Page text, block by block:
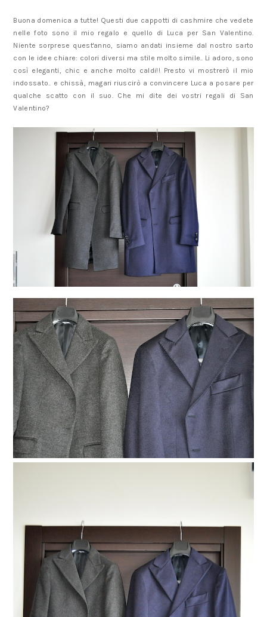
Buona domenica a tutte! Questi due cappotti di cashmire che vedete
nelle foto sono il mio regalo e quello di Luca per San Valentino.
Niente sorprese quest'anno, siamo andati insieme dal nostro sarto
con le idee chiare: colori diversi ma stile molto simile.. Li adoro, sono
così eleganti, chic e anche molto caldi!! Presto vi mostrerò il mio
indossato.. e chissà, magari riuscirò a convincere Luca a posare per
qualche scatto con il suo. Che mi dite dei vostri regali di San
Valentino?